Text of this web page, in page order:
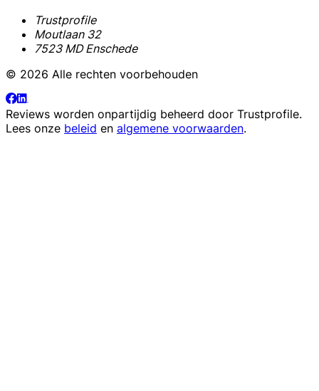
Trustprofile
Moutlaan 32
7523 MD Enschede
© 2026 Alle rechten voorbehouden
Reviews worden onpartijdig beheerd door Trustprofile.
Lees onze beleid en algemene voorwaarden.